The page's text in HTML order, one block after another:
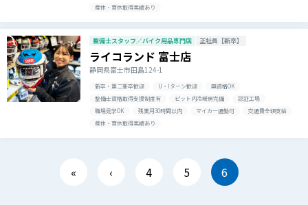
産休・育休取得実績あり
整備士スタッフ／バイク用品専門店 正社員【新卒】
ライコランド 富士店
静岡県富士市田島124-1
新卒・第二新卒歓迎 U・Iターン歓迎
無資格OK
整備士資格取得支援制度有
ピット内冷暖房完備
認証工場
職場見学OK
残業月30時間以内 マイカー通勤可
交通費全額支給
産休・育休取得実績あり
« ‹ 4 5 6